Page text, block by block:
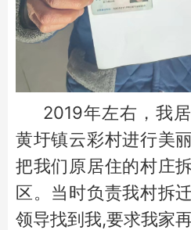
2019年左右，我居
黄圩镇云彩村进行美
把我们原居住的村庄
区。当时负责我村拆
领导找到我,要求我家